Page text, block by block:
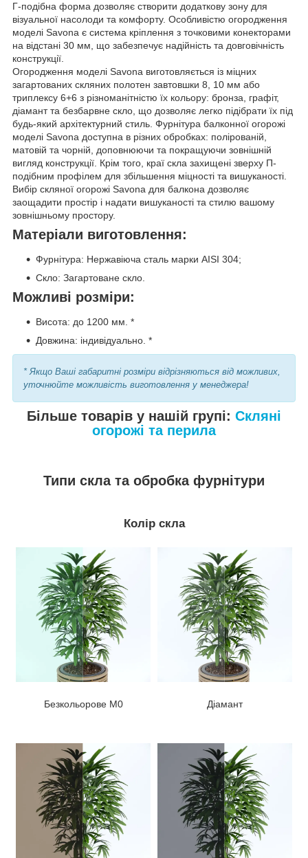
Г-подібна форма дозволяє створити додаткову зону для
візуальної насолоди та комфорту. Особливістю огородження
моделі Savona є система кріплення з точковими конекторами
на відстані 30 мм, що забезпечує надійність та довговічність
конструкції.
Огородження моделі Savona виготовляється із міцних
загартованих скляних полотен завтовшки 8, 10 мм або
триплексу 6+6 з різноманітністю їх кольору: бронза, графіт,
діамант та безбарвне скло, що дозволяє легко підібрати їх під
будь-який архітектурний стиль. Фурнітура балконної огорожі
моделі Savona доступна в різних обробках: полірованій,
матовій та чорній, доповнюючи та покращуючи зовнішній
вигляд конструкції. Крім того, краї скла захищені зверху П-
подібним профілем для збільшення міцності та вишуканості.
Вибір скляної огорожі Savona для балкона дозволяє
заощадити простір і надати вишуканості та стилю вашому
зовнішньому простору.
Матеріали виготовлення:
Фурнітура: Нержавіюча сталь марки AISI 304;
Скло: Загартоване скло.
Можливі розміри:
Висота: до 1200 мм. *
Довжина: індивідуально. *
* Якщо Ваші габаритні розміри відрізняються від можливих,
уточнюйте можливість виготовлення у менеджера!
Більше товарів у нашій групі: Скляні
огорожі та перила
Типи скла та обробка фурнітури
Колір скла
Безкольорове М0 Діамант